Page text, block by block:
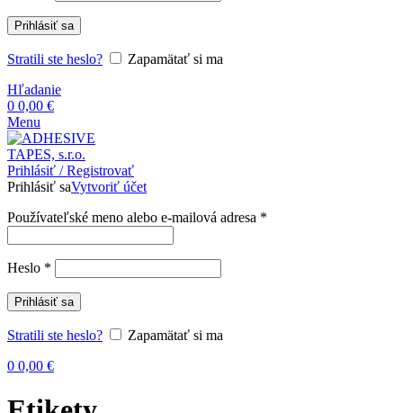
Prihlásiť sa
Stratili ste heslo?
Zapamätať si ma
Hľadanie
0 0,00 €
Menu
Prihlásiť / Registrovať
Prihlásiť saVytvoriť účet
Používateľské meno alebo e-mailová adresa *
Heslo *
Prihlásiť sa
Stratili ste heslo?
Zapamätať si ma
0 0,00 €